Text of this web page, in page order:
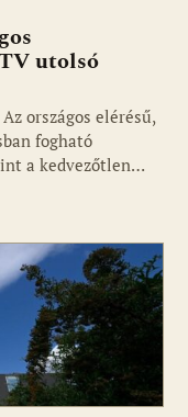
utolsó
országos elérésű,
fogható
a kedvezőtlen…